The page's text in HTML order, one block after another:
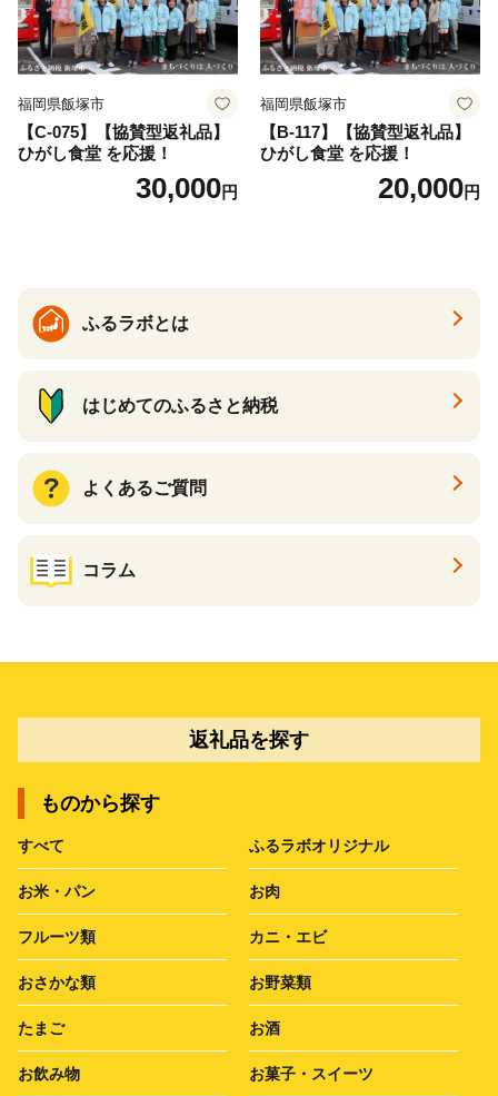
福岡県飯塚市
【C-075】【協賛型返礼品】
ひがし食堂 を応援！
30,000円
福岡県飯塚市
【B-117】【協賛型返礼品】
ひがし食堂 を応援！
20,000円
ふるラボとは
はじめてのふるさと納税
よくあるご質問
コラム
返礼品を探す
ものから探す
すべて ふるラボオリジナル
お米・パン お肉
フルーツ類 カニ・エビ
おさかな類 お野菜類
たまご お酒
お飲み物 お菓子・スイーツ